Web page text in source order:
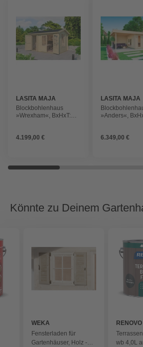
LASITA MAJA
Blockbohlenhaus
»Wrexham«, BxHxT:
Dachüberstand),
4.199,00 €
LASITA MAJA
»Anders«,
Dachüberstand),
6.349,00 €
Könnte zu Deinem
WEKA
Fensterladen für
Gartenhäuser, Holz -
RENOVO
wb 4,0L